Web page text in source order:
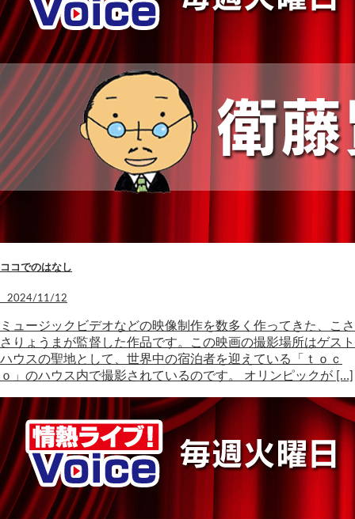
ココでのはなし
2024/11/12
ミュージックビデオなどの映像制作を数多く作ってきた、こさ
さりょうまが監督した作品です。この映画の撮影場所はゲスト
ハウスの聖地として、世界中の宿泊者を迎えている「ｔｏｃ
ｏ」のハウス内で撮影されているのです。 オリンピックが […]